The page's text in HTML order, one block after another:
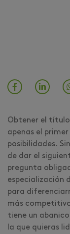
Obtener el
apenas el
posibilidades.
de dar el
pregunta
especialización
para
más
tiene un
la que quieras